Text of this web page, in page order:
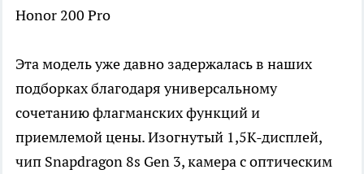
Honor 200 Pro
Эта модель уже давно задержалась в наших
подборках благодаря универсальному
сочетанию флагманских функций и
приемлемой цены. Изогнутый 1,5К-дисплей,
чип Snapdragon 8s Gen 3, камера с оптическим